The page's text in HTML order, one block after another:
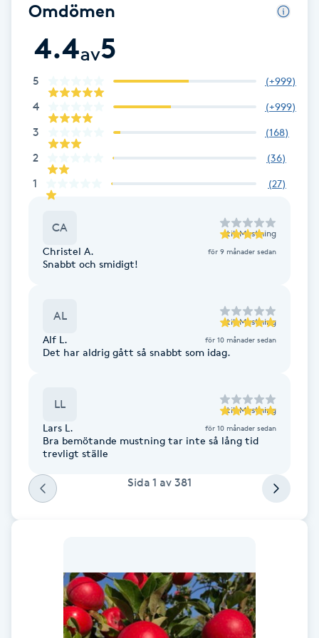
Bambumassage
Barnklippning
Blowout
Brynformning
Brynplockning
Bröllopsuppsättning
Celluliter
Color correction
Omdömen
4.4av5
5 (+999)
4 (+999)
3 (168)
2 (36)
1 (27)
CA till Mustning
Christel A. för 9 månader sedan
Snabbt och smidigt!
AL till Mustning
Alf L. för 10 månader sedan
Det har aldrig gått så snabbt som idag.
LL till Mustning
Lars L. för 10 månader sedan
Bra bemötande mustning tar inte så lång tid
trevligt ställe
Sida 1 av 381